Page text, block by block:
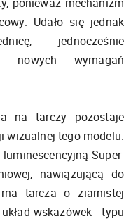
Udało się jednak
jednocześnie
nowych wymagań
na tarczy pozostaje
wizualnej tego modelu.
Super-
nawiązującą do
tarcza o ziarnistej
wskazówek - typu